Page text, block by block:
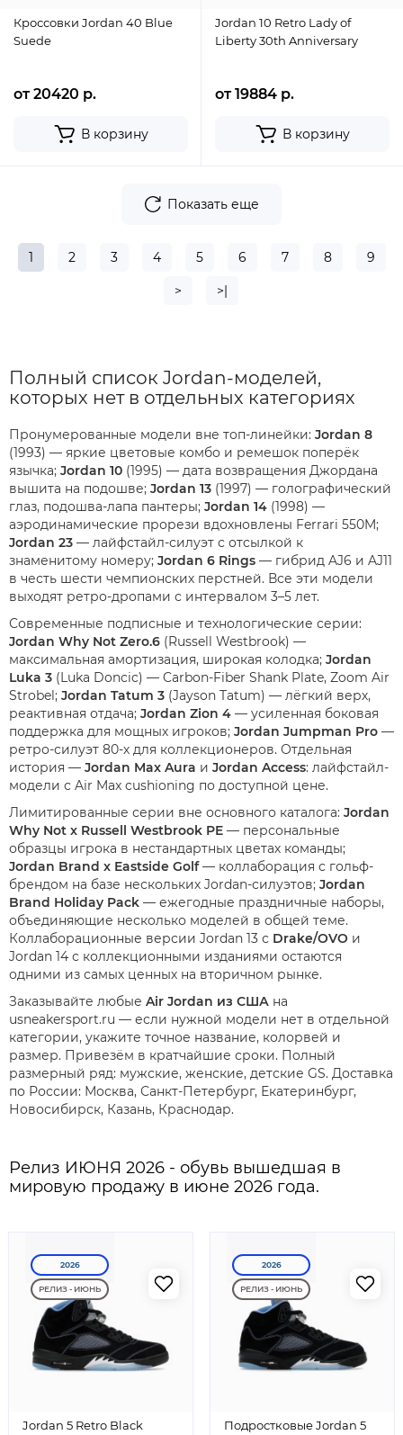
Кроссовки Jordan 40 Blue
Suede
от 20420 р.
В корзину
Jordan 10 Retro Lady of
Liberty 30th Anniversary
от 19884 р.
В корзину
Показать еще
1 2 3 4 5 6 7 8 9
> >|
Полный список Jordan-моделей,
которых нет в отдельных категориях
Пронумерованные модели вне топ-линейки: Jordan 8
(1993) — яркие цветовые комбо и ремешок поперёк
язычка; Jordan 10 (1995) — дата возвращения Джордана
вышита на подошве; Jordan 13 (1997) — голографический
глаз, подошва-лапа пантеры; Jordan 14 (1998) —
аэродинамические прорези вдохновлены Ferrari 550M;
Jordan 23 — лайфстайл-силуэт с отсылкой к
знаменитому номеру; Jordan 6 Rings — гибрид AJ6 и AJ11
в честь шести чемпионских перстней. Все эти модели
выходят ретро-дропами с интервалом 3–5 лет.
Современные подписные и технологические серии:
Jordan Why Not Zero.6 (Russell Westbrook) —
максимальная амортизация, широкая колодка; Jordan
Luka 3 (Luka Doncic) — Carbon-Fiber Shank Plate, Zoom Air
Strobel; Jordan Tatum 3 (Jayson Tatum) — лёгкий верх,
реактивная отдача; Jordan Zion 4 — усиленная боковая
поддержка для мощных игроков; Jordan Jumpman Pro —
ретро-силуэт 80-х для коллекционеров. Отдельная
история — Jordan Max Aura и Jordan Access: лайфстайл-
модели с Air Max cushioning по доступной цене.
Лимитированные серии вне основного каталога: Jordan
Why Not x Russell Westbrook PE — персональные
образцы игрока в нестандартных цветах команды;
Jordan Brand x Eastside Golf— коллаборация с гольф-
брендом на базе нескольких Jordan-силуэтов; Jordan
Brand Holiday Pack — ежегодные праздничные наборы,
объединяющие несколько моделей в общей теме.
Коллаборационные версии Jordan 13 с Drake/OVO и
Jordan 14 с коллекционными изданиями остаются
одними из самых ценных на вторичном рынке.
Заказывайте любые Air Jordan из США на
usneakersport.ru — если нужной модели нет в отдельной
категории, укажите точное название, колорвей и
размер. Привезём в кратчайшие сроки. Полный
размерный ряд: мужские, женские, детские GS. Доставка
по России: Москва, Санкт-Петербург, Екатеринбург,
Новосибирск, Казань, Краснодар.
Релиз ИЮНЯ 2026 - обувь вышедшая в
мировую продажу в июне 2026 года.
2026
РЕЛИЗ - ИЮНЬ
Jordan 5 Retro Black
2026
РЕЛИЗ - ИЮНЬ
Подростковые Jordan 5